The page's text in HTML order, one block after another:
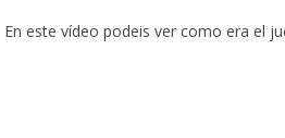
En este vídeo podeis ver como era el